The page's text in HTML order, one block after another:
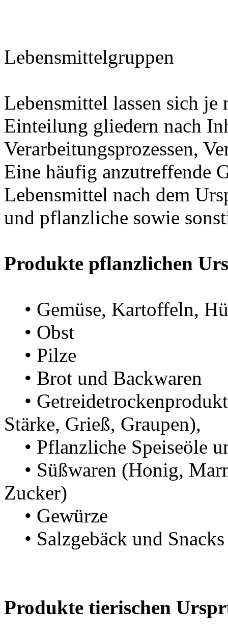
Lebensmittelgruppen
Lebensmittel lassen sich
Einteilung gliedern nach
Verarbeitungsprozessen,
Eine häufig anzutreffende
Lebensmittel nach dem
und pflanzliche sowie
Produkte pflanzlichen
• Gemüse, Kartoffeln,
• Obst
• Pilze
• Brot und Backwaren
•
Stärke, Grieß,
• Pflanzliche Speiseöle
• Süßwaren (Honig,
Zucker)
• Gewürze
• Salzgebäck und Snacks
Produkte tierischen